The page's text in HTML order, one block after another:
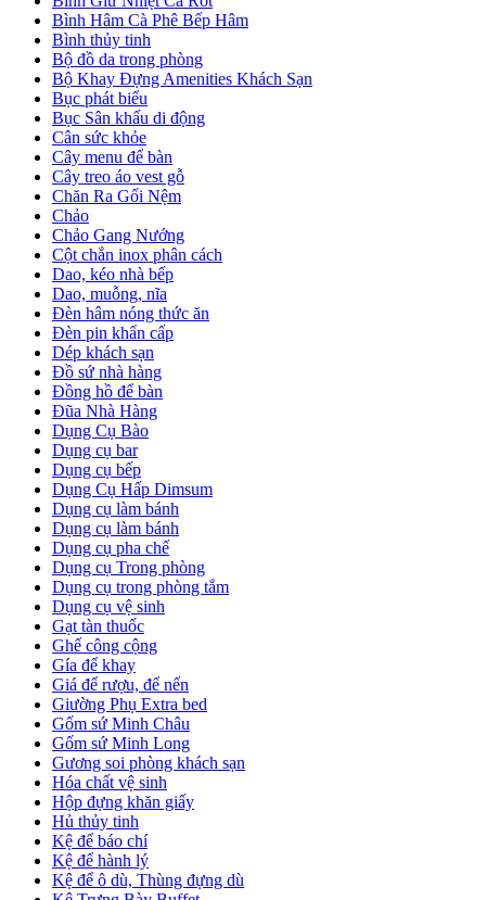
Bình Hâm Cà Phê Bếp Hâm
Bình thủy tinh
Bộ đồ da trong phòng
Bộ Khay Đựng Amenities Khách Sạn
Bục phát biểu
Bục Sân khấu di động
Cân sức khỏe
Cây menu để bàn
Cây treo áo vest gỗ
Chăn Ra Gối Nệm
Chảo
Chảo Gang Nướng
Cột chắn inox phân cách
Dao, kéo nhà bếp
Dao, muỗng, nĩa
Đèn hâm nóng thức ăn
Đèn pin khẩn cấp
Dép khách sạn
Đồ sứ nhà hàng
Đồng hồ để bàn
Đũa Nhà Hàng
Dụng Cụ Bào
Dụng cụ bar
Dụng cụ bếp
Dụng Cụ Hấp Dimsum
Dụng cụ làm bánh
Dụng cụ làm bánh
Dụng cụ pha chế
Dụng cụ Trong phòng
Dụng cụ trong phòng tắm
Dụng cụ vệ sinh
Gạt tàn thuốc
Ghế công cộng
Gía để khay
Giá để rượu, để nến
Giường Phụ Extra bed
Gốm sứ Minh Châu
Gốm sứ Minh Long
Gương soi phòng khách sạn
Hóa chất vệ sinh
Hộp đựng khăn giấy
Hủ thủy tinh
Kệ để báo chí
Kệ để hành lý
Kệ để ô dù, Thùng đựng dù